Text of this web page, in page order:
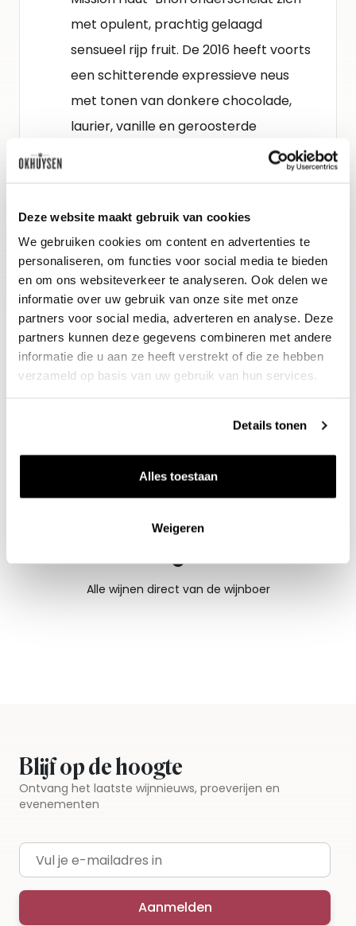
Deze website maakt gebruik van cookies
We gebruiken cookies om content en advertenties te
personaliseren, om functies voor social media te bieden
en om ons websiteverkeer te analyseren. Ook delen we
informatie over uw gebruik van onze site met onze
partners voor social media, adverteren en analyse. Deze
partners kunnen deze gegevens combineren met andere
informatie die u aan ze heeft verstrekt of die ze hebben
verzameld op basis van uw gebruik van hun services.
Details tonen
Alles toestaan
Weigeren
met opulent, prachtig gelaagd
sensueel rijp fruit. De 2016 heeft voorts
een schitterende expressieve neus
met tonen van donkere chocolade,
laurier, vanille en geroosterde
koffieboontjes. Het eikenhout is nu al
voluptueus rijp zwart fruit als zwarte
bessen en kersen, laurier en zoethout.
De afdronk is complex en gelaagd.
Schenkadvies
2027 tot 2050+, 16-18°C
Nieuws & inspiratie in Vineé Vineuse
Alle wijnen direct van de wijnboer
Blijf op de hoogte
Ontvang het laatste wijnnieuws, proeverijen en
evenementen
E-mailadres
Aanmelden